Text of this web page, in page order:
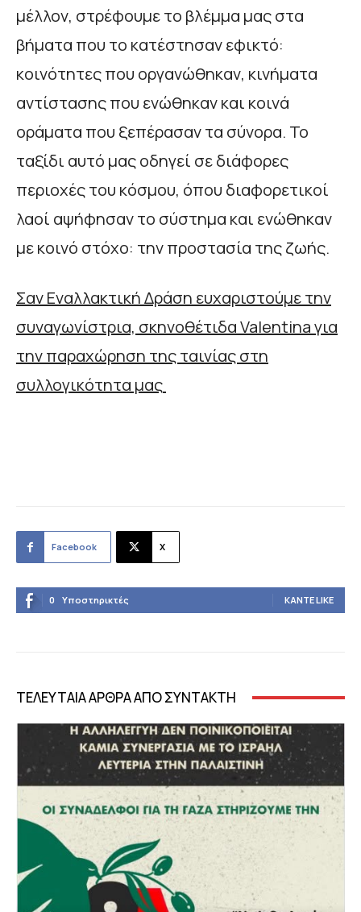
μέλλον, στρέφουμε το βλέμμα μας στα
βήματα που το κατέστησαν εφικτό:
κοινότητες που οργανώθηκαν, κινήματα
αντίστασης που ενώθηκαν και κοινά
οράματα που ξεπέρασαν τα σύνορα. Το
ταξίδι αυτό μας οδηγεί σε διάφορες
περιοχές του κόσμου, όπου διαφορετικοί
λαοί αψήφησαν το σύστημα και ενώθηκαν
με κοινό στόχο: την προστασία της ζωής.
Σαν Εναλλακτική Δράση ευχαριστούμε την
συναγωνίστρια, σκηνοθέτιδαValentinaγια
την παραχώρηση της ταινίας στη
συλλογικότητα μας
Facebook X
0 Υποστηρικτές ΚΆΝΤΕ LIKE
ΤΕΛΕΥΤΑΙΑ ΑΡΘΡΑ ΑΠΟ ΣΥΝΤΑΚΤΗ